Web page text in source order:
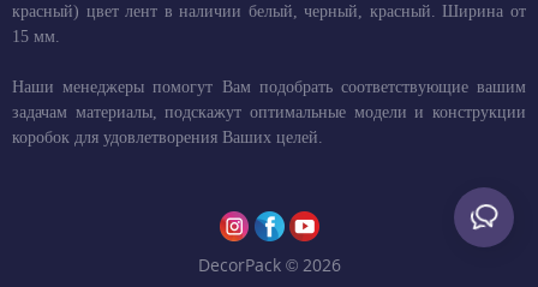
красный) цвет лент в наличии белый, черный, красный. Ширина от
15 мм.
Наши менеджеры помогут Вам подобрать соответствующие вашим
задачам материалы, подскажут оптимальные модели и конструкции
коробок для удовлетворения Ваших целей.
DecorPack © 2026